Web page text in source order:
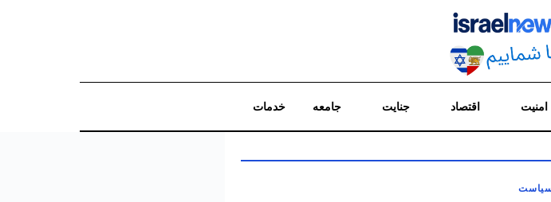
امنیت اقتصاد جنایت جامعه خدمات
جستجو